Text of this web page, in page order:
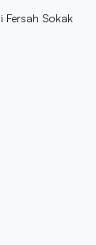
Fersah Sokak